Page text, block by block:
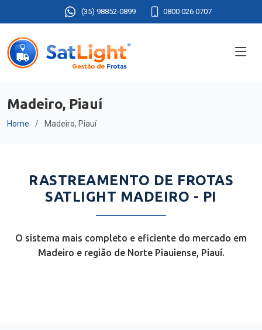
(35) 98852-0899 0800 026 0707
Madeiro, Piauí
Home Madeiro, Piauí
RASTREAMENTO DE FROTAS
SATLIGHT MADEIRO - PI
O sistema mais completo e eficiente do mercado em
Madeiro e região de Norte Piauiense, Piauí.